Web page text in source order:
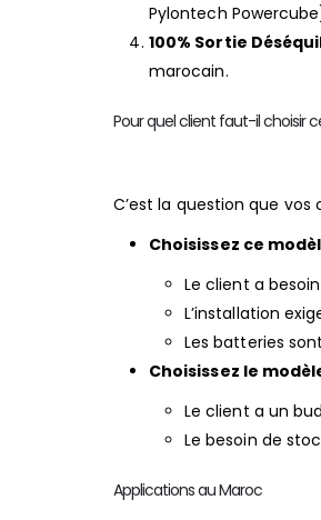
Pylontech
100% Sortie
marocain.
Pour quel client faut-il choisir
C’est la question que vos
Choisissez ce
Le client a besoin
L’installation
Les batteries
Choisissez le
Le client a un
Le besoin de
Applications au Maroc